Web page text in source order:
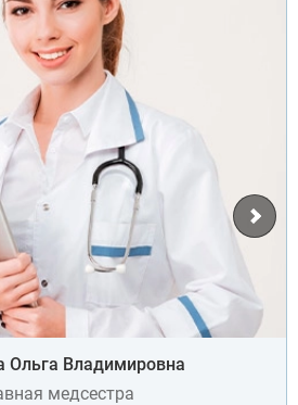
Ольга Владимировна
медсестра